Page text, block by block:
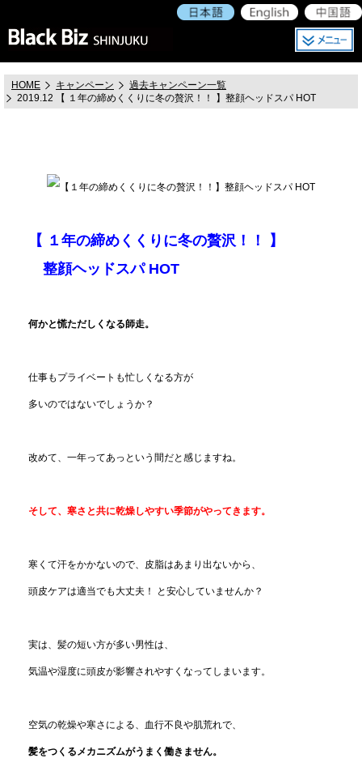
HOME キャンペーン
過去キャンペーン一覧
2019.12 【 １年の締めくくりに冬の贅沢！！ 】整顔ヘッドスパ HOT
【 １年の締めくくりに冬の贅沢！！ 】
整顔ヘッドスパ HOT
何かと慌ただしくなる師走。
仕事もプライベートも忙しくなる方が
多いのではないでしょうか？
改めて、一年ってあっという間だと感じますね。
そして、寒さと共に乾燥しやすい季節がやってきます。
寒くて汗をかかないので、皮脂はあまり出ないから、
頭皮ケアは適当でも大丈夫！ と安心していませんか？
実は、髪の短い方が多い男性は、
気温や湿度に頭皮が影響されやすくなってしまいます。
空気の乾燥や寒さによる、血行不良や肌荒れで、
髪をつくるメカニズムがうまく働きません。